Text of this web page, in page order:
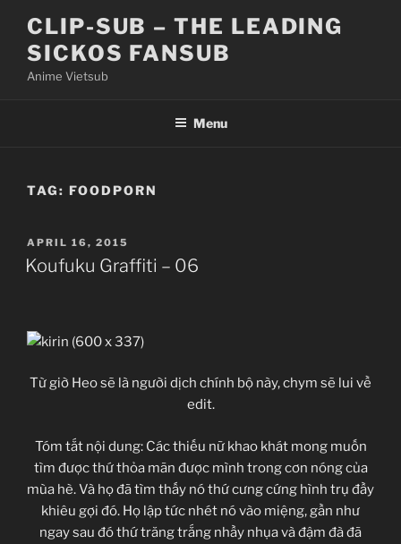
content
CLIP-SUB – THE LEADING
SICKOS FANSUB
Anime Vietsub
Menu
TAG: FOODPORN
POSTED
ON
APRIL 16, 2015
Koufuku Graffiti – 06
Từ giờ Heo sẽ là người dịch chính bộ này, chym sẽ lui về
edit.
Tóm tắt nội dung: Các thiếu nữ khao khát mong muốn
tìm được thứ thỏa mãn được mình trong cơn nóng của
mùa hè. Và họ đã tìm thấy nó thứ cưng cứng hình trụ đầy
khiêu gợi đó. Họ lập tức nhét nó vào miệng, gần như
ngay sau đó thứ trăng trắng nhầy nhụa và đậm đà đã